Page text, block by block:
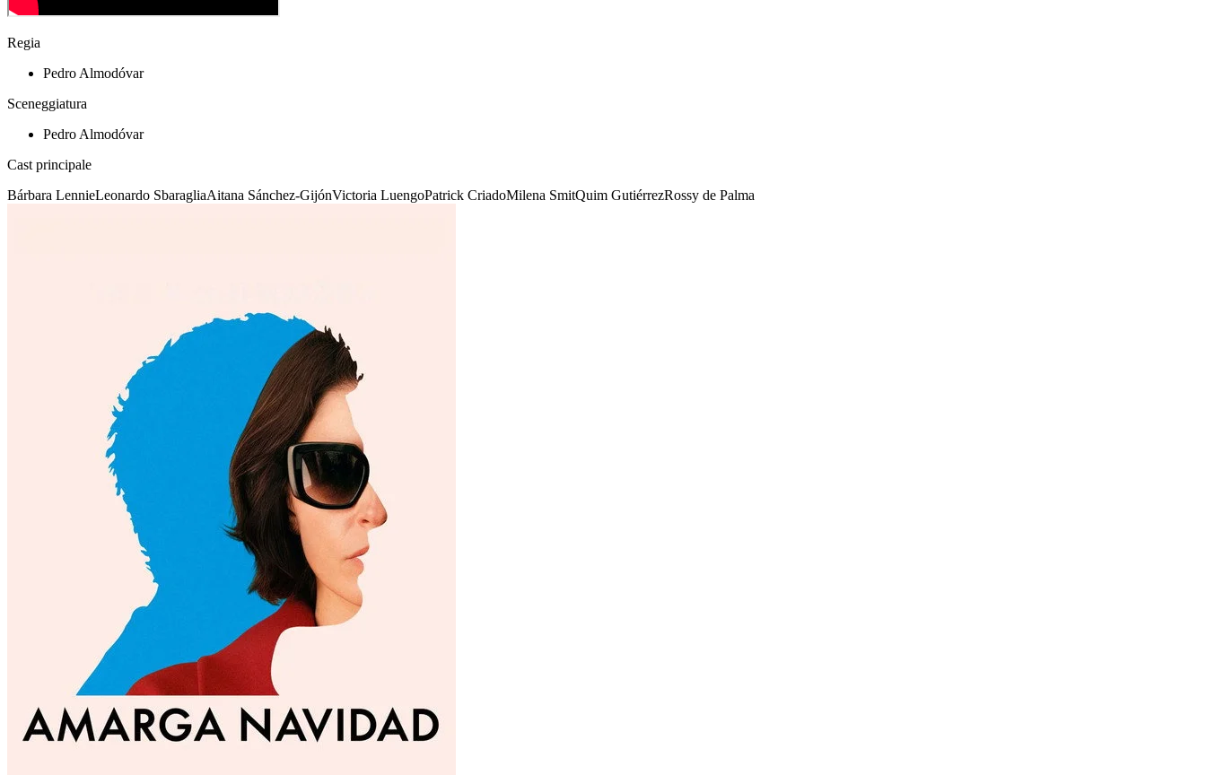
Regia
Pedro Almodóvar
Sceneggiatura
Pedro Almodóvar
Cast principale
Bárbara LennieLeonardo SbaragliaAitana Sánchez-GijónVictoria LuengoPatrick CriadoMilena SmitQuim GutiérrezRossy de Palma